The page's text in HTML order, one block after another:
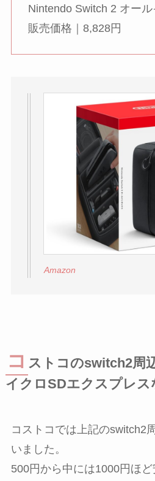
Nintendo Switch 2 オー
販売価格｜8,828円
Amazon
コ ストコのswitch2周
イクロSDエクスプレ
コストコでは上記のswitch2
いました。
500円から中には1000円ほ